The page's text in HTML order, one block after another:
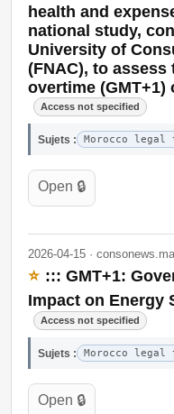
health and
national study,
University of
(FNAC), to
overtime (GMT+1)
Access not specified
Sujets : Morocco legal
Open 🔒
2026-04-15 ·
⭐ ::: GMT+1:
Impact on Energy
Access not specified
Sujets : Morocco legal
Open 🔒